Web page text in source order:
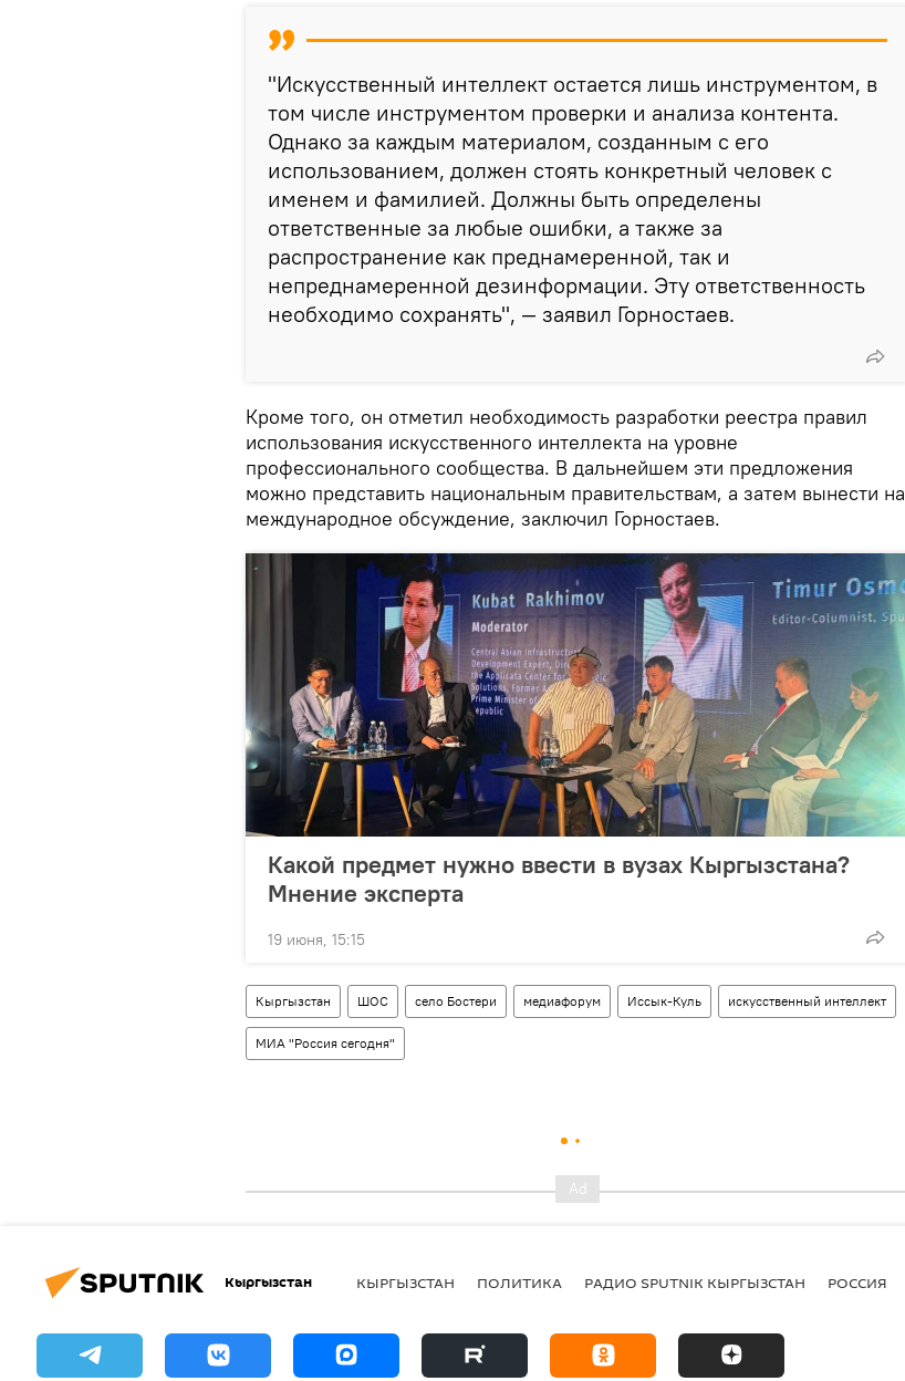
"Искусственный интеллект остается лишь инструментом, в
том числе инструментом проверки и анализа контента.
Однако за каждым материалом, созданным с его
использованием, должен стоять конкретный человек с
именем и фамилией. Должны быть определены
ответственные за любые ошибки, а также за
распространение как преднамеренной, так и
непреднамеренной дезинформации. Эту ответственность
необходимо сохранять", — заявил Горностаев.
Кроме того, он отметил необходимость разработки реестра правил
использования искусственного интеллекта на уровне
профессионального сообщества. В дальнейшем эти предложения
можно представить национальным правительствам, а затем вынести на
международное обсуждение, заключил Горностаев.
Какой предмет нужно ввести в вузах Кыргызстана?
Мнение эксперта
19 июня, 15:15
Кыргызстан ШОС село Бостери медиафорум Иссык-Куль искусственный интеллект
МИА "Россия сегодня"
Кыргызстан КЫРГЫЗСТАН ПОЛИТИКА РАДИО SPUTNIK КЫРГЫЗСТАН РОССИЯ